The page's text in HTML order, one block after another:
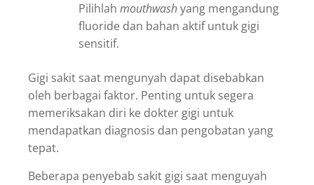
Pilihlah mouthwashyang mengandung
fluoride dan bahan aktif untuk gigi
sensitif.
Gigi sakit saat mengunyah dapat disebabkan
oleh berbagai faktor. Penting untuk segera
memeriksakan diri ke dokter gigi untuk
mendapatkan diagnosis dan pengobatan yang
tepat.
Beberapa penyebab sakit gigi saat menguyah